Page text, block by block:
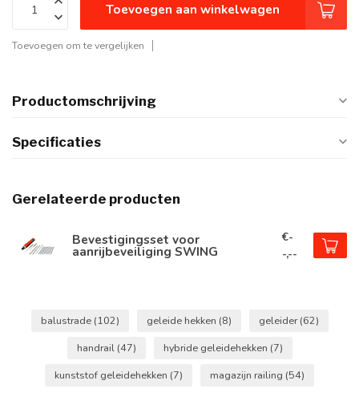
Toevoegen aan winkelwagen
Toevoegen om te vergelijken
Productomschrijving
Specificaties
Gerelateerde producten
Bevestigingsset voor
aanrijbeveiliging SWING
€-
-,--
balustrade (102) geleide hekken (8) geleider(62)
handrail (47) hybride geleidehekken (7)
kunststof geleidehekken (7) magazijn railing (54)